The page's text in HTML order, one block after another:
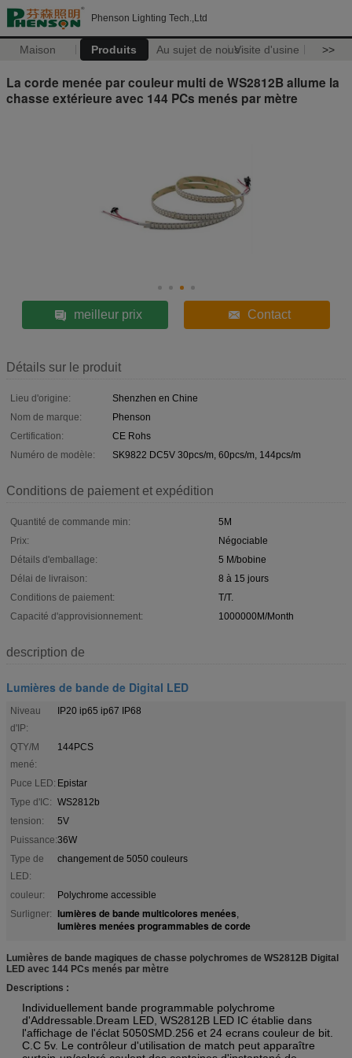
Phenson Lighting Tech.,Ltd
Maison Produits Au sujet de nousVisite d'usine >>
La corde menée par couleur multi de WS2812B allume la
chasse extérieure avec 144 PCs menés par mètre
meilleur prix Contact
Détails sur le produit
Lieu d'origine:
Shenzhen en Chine
Nom de marque:
Phenson
Certification:
CE Rohs
Numéro de modèle:
SK9822 DC5V 30pcs/m, 60pcs/m, 144pcs/m
Conditions de paiement et expédition
Quantité de commande min:
5M
Prix:
Négociable
Détails d'emballage:
5 M/bobine
Délai de livraison:
8 à 15 jours
Conditions de paiement:
T/T.
Capacité d'approvisionnement:
1000000M/Month
description de
Lumières de bande de Digital LED
Niveau
d'IP:
IP20 ip65 ip67 IP68
QTY/M
mené:
144PCS
Puce LED: Epistar
Type d'IC: WS2812b
tension:
5V
Puissance:36W
Type de
LED:
changement de 5050 couleurs
couleur:
Polychrome accessible
Surligner: lumières de bande multicolores menées,
lumières menées programmables de corde
Lumières de bande magiques de chasse polychromes de WS2812B Digital
LED avec 144 PCs menés par mètre
Descriptions :
Individuellement bande programmable polychrome
d'Addressable.Dream LED, WS2812B LED IC établie dans
l'affichage de l'éclat 5050SMD.256 et 24 ecrans couleur de bit.
C.C 5v. Le contrôleur d'utilisation de match peut apparaître